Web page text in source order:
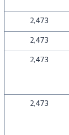
2,473
2,473
2,473
2,473